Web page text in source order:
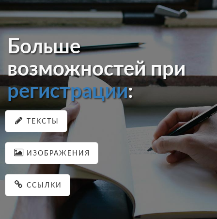
Больше
возможностей при
регистрации:
ТЕКСТЫ
ИЗОБРАЖЕНИЯ
ССЫЛКИ